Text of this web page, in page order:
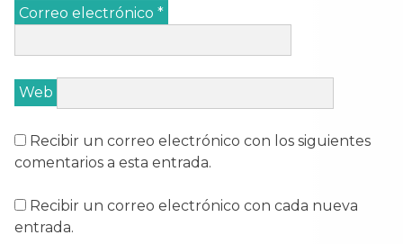
Correo electrónico *
Web
Recibir un correo electrónico con los siguientes
comentarios a esta entrada.
Recibir un correo electrónico con cada nueva
entrada.